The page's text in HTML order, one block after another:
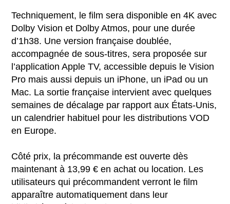
Techniquement, le film sera disponible en 4K avec
Dolby Vision et Dolby Atmos, pour une durée
d’1h38. Une version française doublée,
accompagnée de sous-titres, sera proposée sur
l’application Apple TV, accessible depuis le Vision
Pro mais aussi depuis un iPhone, un iPad ou un
Mac. La sortie française intervient avec quelques
semaines de décalage par rapport aux États-Unis,
un calendrier habituel pour les distributions VOD
en Europe.
Côté prix, la précommande est ouverte dès
maintenant à 13,99 € en achat ou location. Les
utilisateurs qui précommandent verront le film
apparaître automatiquement dans leur